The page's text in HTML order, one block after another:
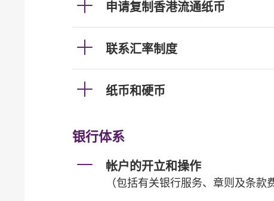
申请复制香港流通纸币
联系汇率制度
纸币和硬币
银行体系
帐户的开立和操作
（包括有关银行服务、章则及条款